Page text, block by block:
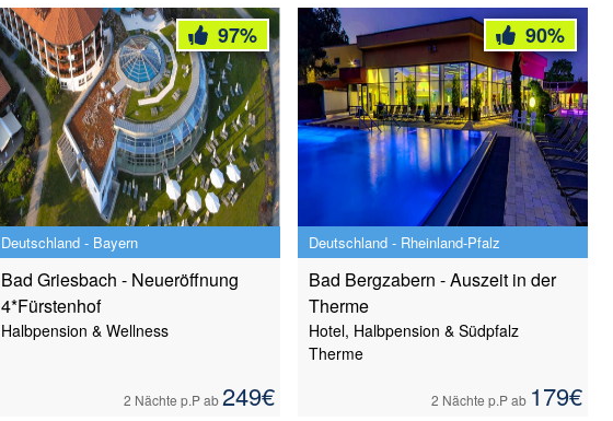
Deutschland - Bayern
Bad Griesbach - Neueröffnung
4*Fürstenhof
Halbpension & Wellness
2 Nächte p.P ab 249€
97%
Deutschland - Rheinland-Pfalz
Bad Bergzabern - Auszeit in der
Therme
Hotel, Halbpension & Südpfalz
Therme
2 Nächte p.P ab 179€
90%